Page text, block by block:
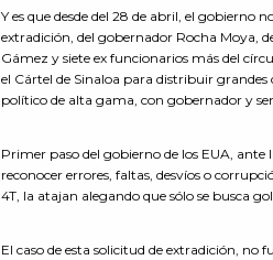
Y es que desde del 28 de abril, el
extradición, del gobernador Rocha Moya,
Gámez y siete ex funcionarios más del
el Cártel de Sinaloa para distribuir
político de alta gama, con gobernador y
Primer paso del gobierno de los EUA, ante
reconocer errores, faltas, desvíos o
4T, la atajan alegando que sólo se busca
El caso de esta solicitud de extradición, no